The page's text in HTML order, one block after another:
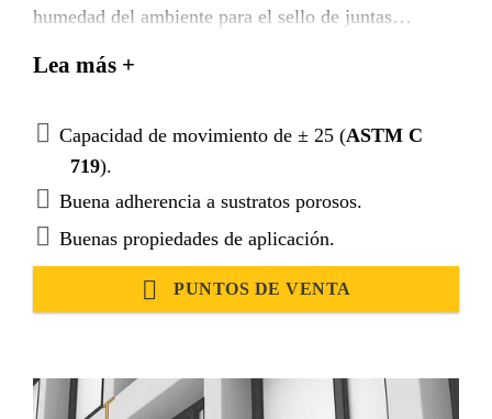
humedad del ambiente para el sello de juntas
Lea más +
Capacidad de movimiento de ± 25 (ASTM C
719).
Buena adherencia a sustratos porosos.
Buenas propiedades de aplicación.
PUNTOS DE VENTA